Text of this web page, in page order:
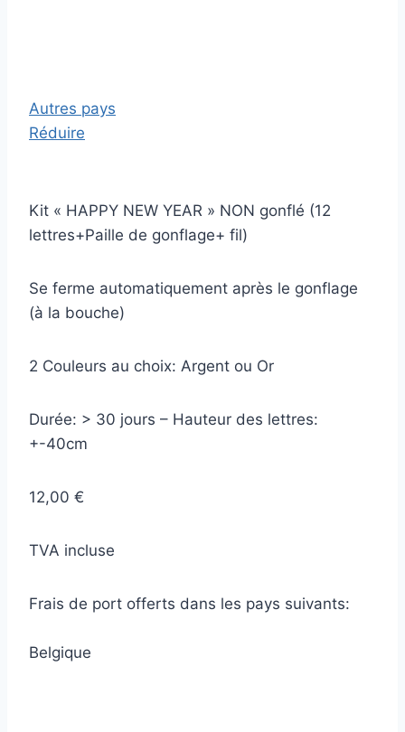
Autres pays
Réduire
Kit « HAPPY NEW YEAR » NON gonflé (12
lettres+Paille de gonflage+ fil)
Se ferme automatiquement après le gonflage
(à la bouche)
2 Couleurs au choix: Argent ou Or
Durée: > 30 jours – Hauteur des lettres:
+-40cm
12,00 €
TVA incluse
Frais de port offerts dans les pays suivants:
Belgique